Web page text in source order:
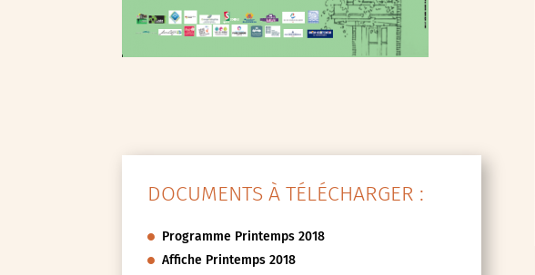
DOCUMENTS À TÉLÉCHARGER :
Programme Printemps 2018
Affiche Printemps 2018